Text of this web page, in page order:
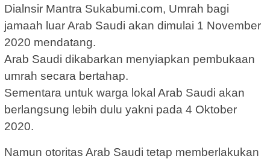
Dialnsir Mantra Sukabumi.com, Umrah bagi
jamaah luar Arab Saudi akan dimulai 1 November
2020 mendatang.
Arab Saudi dikabarkan menyiapkan pembukaan
umrah secara bertahap.
Sementara untuk warga lokal Arab Saudi akan
berlangsung lebih dulu yakni pada 4 Oktober
2020.
Namun otoritas Arab Saudi tetap memberlakukan